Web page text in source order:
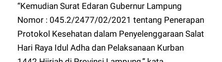
“Kemudian Surat Edaran Gubernur Lampung
Nomor : 045.2/2477/02/2021 tentang Penerapan
Protokol Kesehatan dalam Penyelenggaraan Salat
Hari Raya Idul Adha dan Pelaksanaan Kurban